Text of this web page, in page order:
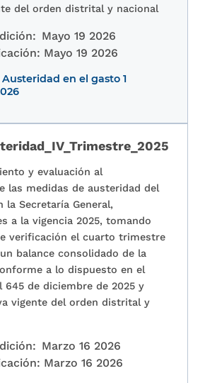
del orden distrital y nacional
Mayo 19 2026
Mayo 19 2026
en el gasto 1
y evaluación al
las medidas de austeridad del
la Secretaría General,
a la vigencia 2025, tomando
verificación el cuarto trimestre
balance consolidado de la
a lo dispuesto en el
645 de diciembre de 2025 y
vigente del orden distrital y
Marzo 16 2026
Marzo 16 2026